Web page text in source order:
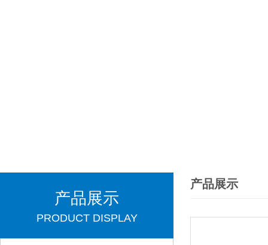
产品展示
PRODUCT DISPLAY
产品展示